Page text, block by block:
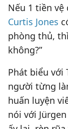
Nếu 1 tiền
Curtis Jones
phòng thủ,
không?”
Phát biểu với
người từng
huấn luyện
nói với